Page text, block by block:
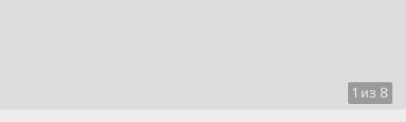
1 из 8